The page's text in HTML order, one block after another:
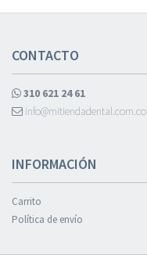
CONTACTO
310 621 24 61
info@mitiendadental.com.co
INFORMACIÓN
Carrito
Política de envío